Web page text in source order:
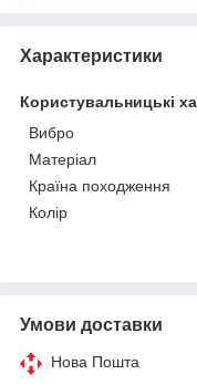
Характеристики
Користувальницькі
Вибро
Матеріал
Країна походження
Колір
Умови доставки
Нова Пошта